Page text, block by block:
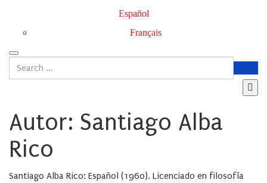
Español
Français
Autor: Santiago Alba
Rico
Santiago Alba Rico: Español (1960). Licenciado en filosofía